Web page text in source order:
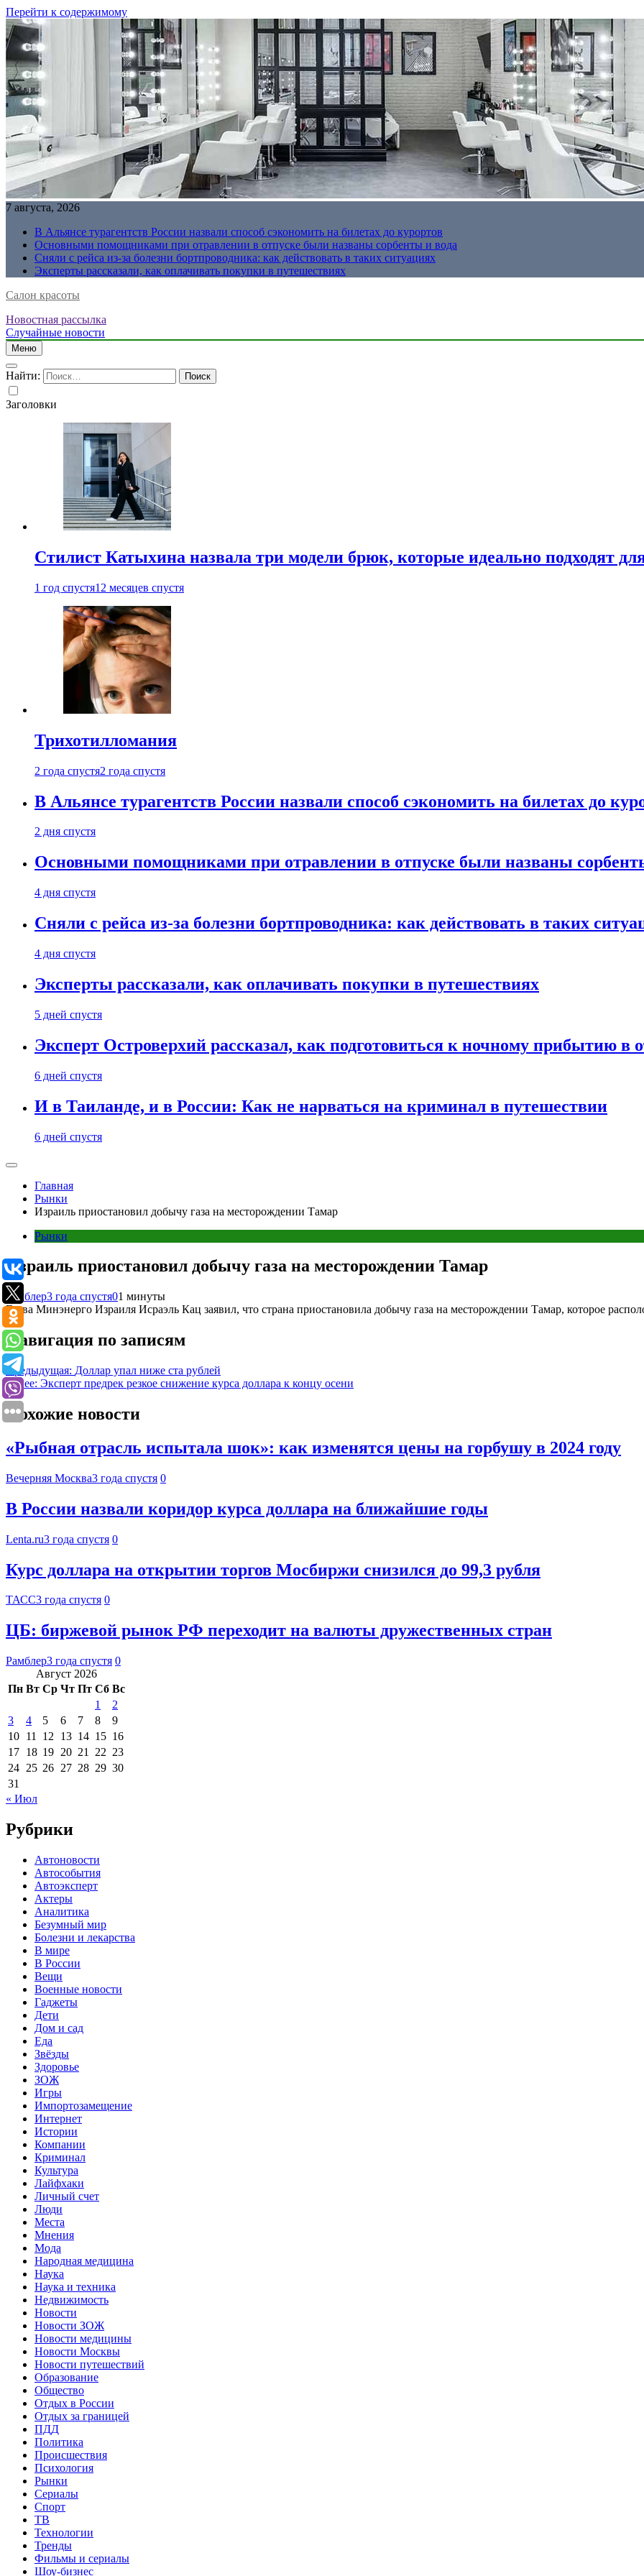
Перейти к содержимому
7 августа, 2026
В Альянсе турагентств России назвали способ сэкономить на билетах до курортов
Основными помощниками при отравлении в отпуске были названы сорбенты и вода
Сняли с рейса из-за болезни бортпроводника: как действовать в таких ситуациях
Эксперты рассказали, как оплачивать покупки в путешествиях
Салон красоты
Новостная рассылка
Случайные новости
Меню
Найти:
Заголовки
Стилист Катыхина назвала три модели брюк, которые идеально подходят
1 год спустя12 месяцев спустя
Трихотилломания
2 года спустя2 года спустя
В Альянсе турагентств России назвали способ сэкономить на билетах до
2 дня спустя
Основными помощниками при отравлении в отпуске были названы
4 дня спустя
Сняли с рейса из-за болезни бортпроводника: как действовать в таких
4 дня спустя
Эксперты рассказали, как оплачивать покупки в путешествиях
5 дней спустя
Эксперт Островерхий рассказал, как подготовиться к ночному прибытию в
6 дней спустя
И в Таиланде, и в России: Как не нарваться на криминал в путешествии
6 дней спустя
Главная
Рынки
Израиль приостановил добычу газа на месторождении Тамар
Рынки
Израиль приостановил добычу газа на месторождении Тамар
Рамблер3 года спустя01 минуты
Глава Минэнерго Израиля Исраэль Кац заявил, что страна приостановила добычу газа на месторождении Тамар, которое
Навигация по записям
Предыдущая: Доллар упал ниже ста рублей
Далее: Эксперт предрек резкое снижение курса доллара к концу осени
Похожие новости
«Рыбная отрасль испытала шок»: как изменятся цены на горбушу в 2024 году
Вечерняя Москва3 года спустя 0
В России назвали коридор курса доллара на ближайшие годы
Lenta.ru3 года спустя 0
Курс доллара на открытии торгов Мосбиржи снизился до 99,3 рубля
ТАСС3 года спустя 0
ЦБ: биржевой рынок РФ переходит на валюты дружественных стран
Рамблер3 года спустя 0
Август 2026
Пн Вт Ср Чт Пт Сб Вс
1
2
3
4 5 6 7 8
9
10 11 12 13 14 15 16
17 18 19 20 21 22 23
24 25 26 27 28 29 30
31
« Июл
Рубрики
Автоновости
Автособытия
Автоэксперт
Актеры
Аналитика
Безумный мир
Болезни и лекарства
В мире
В России
Вещи
Военные новости
Гаджеты
Дети
Дом и сад
Еда
Звёзды
Здоровье
ЗОЖ
Игры
Импортозамещение
Интернет
Истории
Компании
Криминал
Культура
Лайфхаки
Личный счет
Люди
Места
Мнения
Мода
Народная медицина
Наука
Наука и техника
Недвижимость
Новости
Новости ЗОЖ
Новости медицины
Новости Москвы
Новости путешествий
Образование
Общество
Отдых в России
Отдых за границей
ПДД
Политика
Происшествия
Психология
Рынки
Сериалы
Спорт
ТВ
Технологии
Тренды
Фильмы и сериалы
Шоу-бизнес